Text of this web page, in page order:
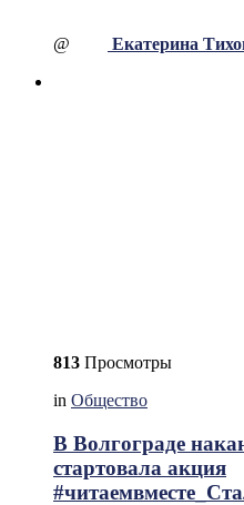
@ Екатерина
813 Просмотры
in Общество
В Волгограде
стартовала акция